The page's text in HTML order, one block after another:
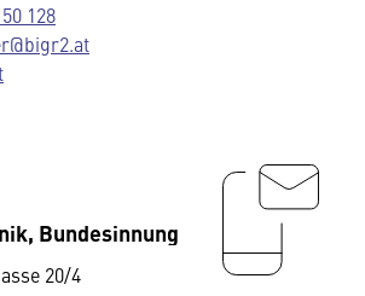
128
Bundesinnung
20/4